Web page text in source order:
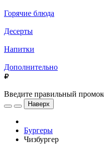
Горячие блюда
Десерты
Напитки
Дополнительно
Введите правильный
Наверх
Бургеры
Чизбургер